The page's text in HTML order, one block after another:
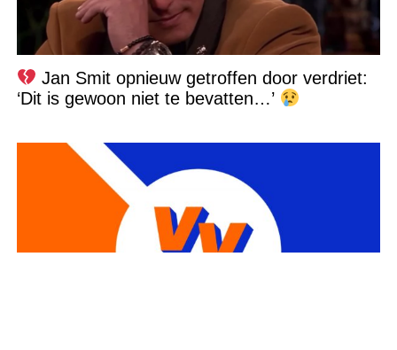
Jan Smit opnieuw getroffen door verdriet:
‘Dit is gewoon niet te bevatten…’